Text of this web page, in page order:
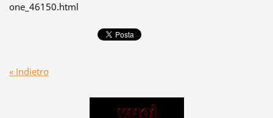
one_46150.html
« Indietro